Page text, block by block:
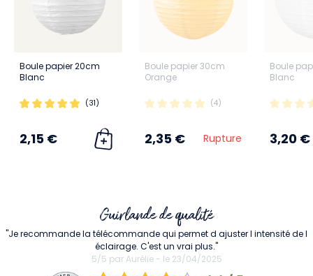
Boule papier 20cm
Blanc
(31)
2,15 €
Boule papier 30cm
Orange
(4)
2,35 € Rupture
Boule
Blanc
3,20 €
Guirlande de qualité
"Je recommande la télécommande qui permet d ajuster l intensité de l
éclairage. C'est un vrai plus."
5/5 par Aurélie - le 23/04/2025